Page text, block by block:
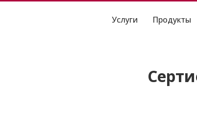
Услуги Продукты